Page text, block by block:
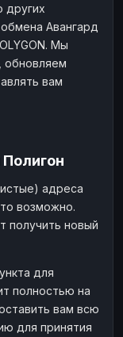
других
Авангард
Мы
обновляем
вам
адреса
возможно.
получить новый
для
полностью на
вам всю
для принятия